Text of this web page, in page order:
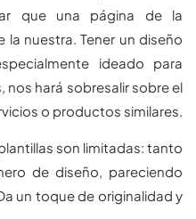
que una página de la
nuestra. Tener un diseño
ideado para
hará sobresalir sobre el
o productos similares.
son limitadas: tanto
de diseño, pareciendo
un toque de originalidad y